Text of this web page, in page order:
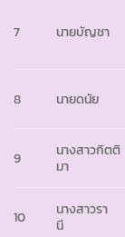
7 นายบัญชา
8 นายดนัย
9
นางสาวกิตติ
มา
10
นางสาวรา
นี